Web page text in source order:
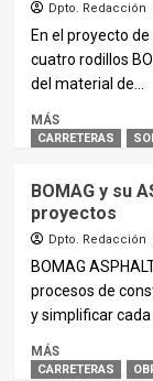
Dpto. Redacción
En el proyecto
cuatro rodillos
del material de...
MÁS
CARRETERAS
BOMAG y su
proyectos
Dpto. Redacción
BOMAG
procesos de
y simplificar cada
MÁS
CARRETERAS